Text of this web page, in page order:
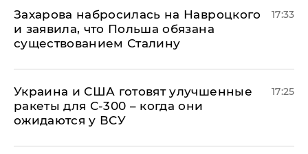
​Захарова набросилась на Навроцкого
и заявила, что Польша обязана
существованием Сталину
17:33
Украина и США готовят улучшенные
ракеты для С-300 – когда они
ожидаются у ВСУ
17:25